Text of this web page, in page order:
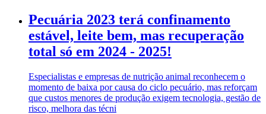
Pecuária 2023 terá confinamento
estável, leite bem, mas recuperação
total só em 2024 - 2025!
Especialistas e empresas de nutrição animal reconhecem o
momento de baixa por causa do ciclo pecuário, mas reforçam
que custos menores de produção exigem tecnologia, gestão de
risco, melhora das técni